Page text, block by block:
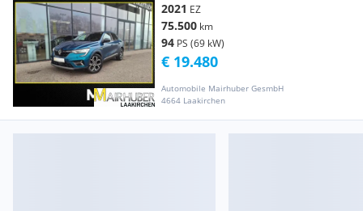
2021 EZ
75.500 km
94 PS (69 kW)
Automobile Mairhuber GesmbH
4664 Laakirchen
€ 19.480